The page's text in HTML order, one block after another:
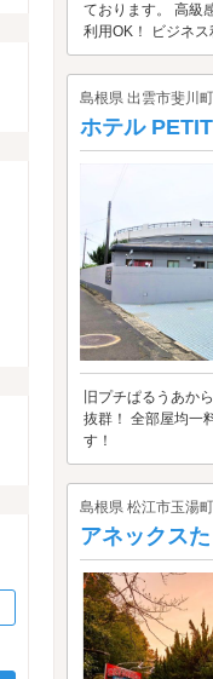
ております。 高級
利用OK！ ビジネ
島根県 出雲市斐川
ホテル PETIT
旧プチぱるうあか
抜群！ 全部屋均一
す！
島根県 松江市玉湯
アネックス